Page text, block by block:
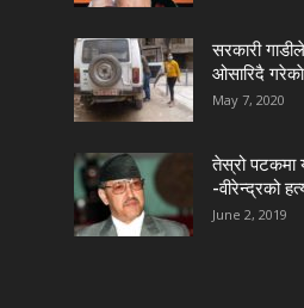
सरकारी
ओसारिदै
May 7, 2020
तेस्रो पटकमा
-वीरेन्द्रको
June 2, 2019